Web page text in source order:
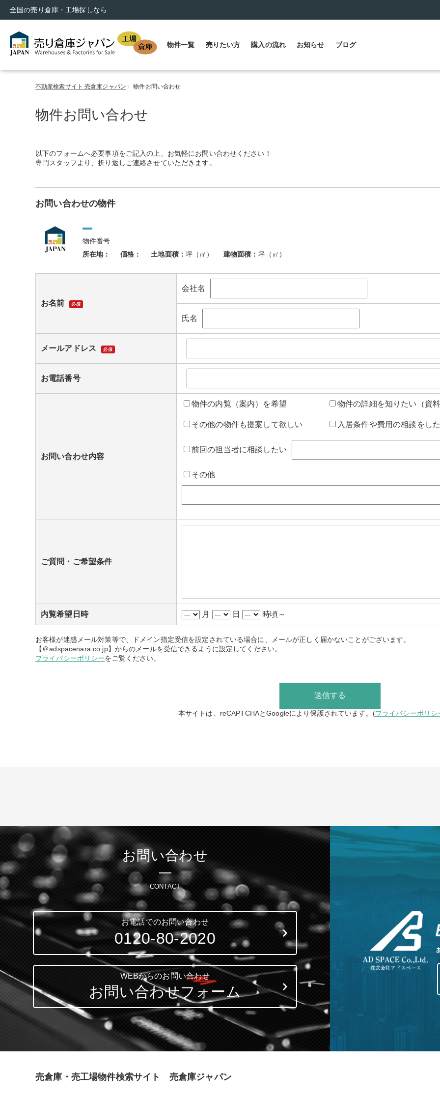
全国の売り倉庫・工場探しなら
物件一覧 売りたい方 購入の流れ お知らせ ブログ
不動産検索サイト 売倉庫ジャパン 物件お問い合わせ
物件お問い合わせ
以下のフォームへ必要事項をご記入の上、お気軽にお問い合わせください！
専門スタッフより、折り返しご連絡させていただきます。
お問い合わせの物件
物件番号
所在地：
価格： 土地面積： 坪（㎡） 建物面積：坪（㎡）
お名前 必須
会社名
氏名
メールアドレス 必須
お電話番号
お問い合わせ内容
物件の内覧（案内）を希望 物件の詳細を知りたい（資
その他の物件も提案して欲しい 入居条件や費用の相談をし
前回の担当者に相談したい
その他
ご質問・ご希望条件
内覧希望日時 月 日 時頃～
お客様が迷惑メール対策等で、ドメイン指定受信を設定されている場合に、メールが正しく届かないことがございます。
【＠adspacenara.co.jp】からのメールを受信できるように設定してください。
プライバシーポリシーをご覧ください。
送信する
本サイトは、reCAPTCHAとGoogleにより保護されています。(プライバシーポリシ
お問い合わせ
CONTACT
お電話でのお問い合わせ
0120-80-2020
WEBからのお問い合わせ
お問い合わせフォーム
売倉庫・売工場物件検索サイト 売倉庫ジャパン